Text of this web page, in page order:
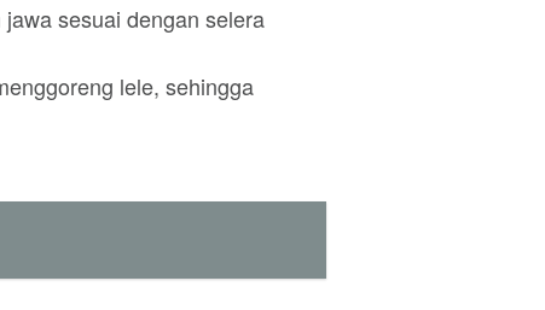
sesuai dengan selera
lele, sehingga